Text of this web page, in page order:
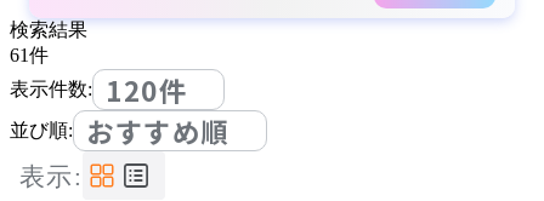
検索結果
61件
表示件数:
120件
並び順: おすすめ順
表示: